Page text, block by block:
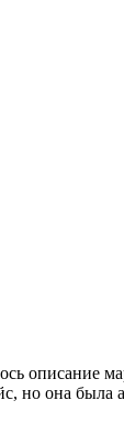
описание
но она была